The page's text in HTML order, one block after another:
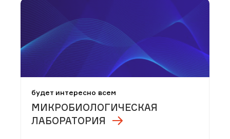
будет интересно всем
МИКРОБИОЛОГИЧЕСКАЯ
ЛАБОРАТОРИЯ